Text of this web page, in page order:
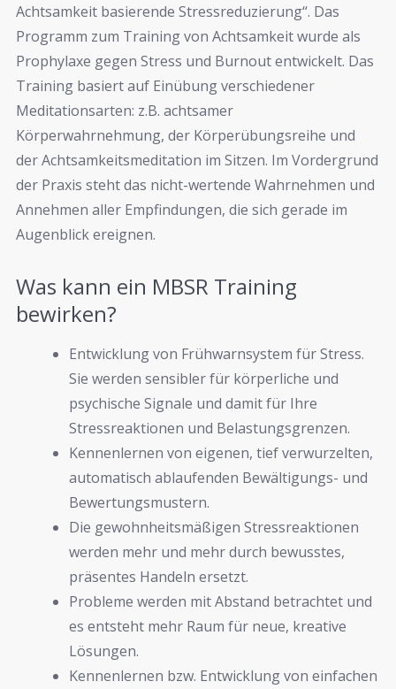
Achtsamkeit basierende Stressreduzierung“. Das
Programm zum Training von Achtsamkeit wurde als
Prophylaxe gegen Stress und Burnout entwickelt. Das
Training basiert auf Einübung verschiedener
Meditationsarten: z.B. achtsamer
Körperwahrnehmung, der Körperübungsreihe und
der Achtsamkeitsmeditation im Sitzen. Im Vordergrund
der Praxis steht das nicht-wertende Wahrnehmen und
Annehmen aller Empfindungen, die sich gerade im
Augenblick ereignen.
Was kann ein MBSR Training
bewirken?
Entwicklung von Frühwarnsystem für Stress.
Sie werden sensibler für körperliche und
psychische Signale und damit für Ihre
Stressreaktionen und Belastungsgrenzen.
Kennenlernen von eigenen, tief verwurzelten,
automatisch ablaufenden Bewältigungs- und
Bewertungsmustern.
Die gewohnheitsmäßigen Stressreaktionen
werden mehr und mehr durch bewusstes,
präsentes Handeln ersetzt.
Probleme werden mit Abstand betrachtet und
es entsteht mehr Raum für neue, kreative
Lösungen.
Kennenlernen bzw. Entwicklung von einfachen